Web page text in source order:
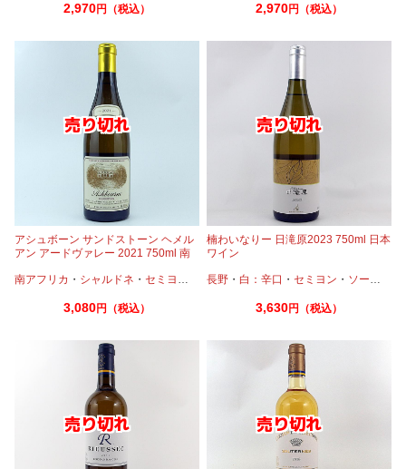
2,970円（税込） 2,970円（税込）
アシュボーン サンドストーン ヘメル
アン アードヴァレー 2021 750ml 南
南アフリカ ・ シャルドネ ・ セミヨン ソーヴィニオンブラン
3,080円（税込）
楠わいなりー 日滝原2023 750ml 日本
ワイン
長野 ・ 白：辛口 ・セミヨン ・ ソーヴィニオンブラン
3,630円（税込）